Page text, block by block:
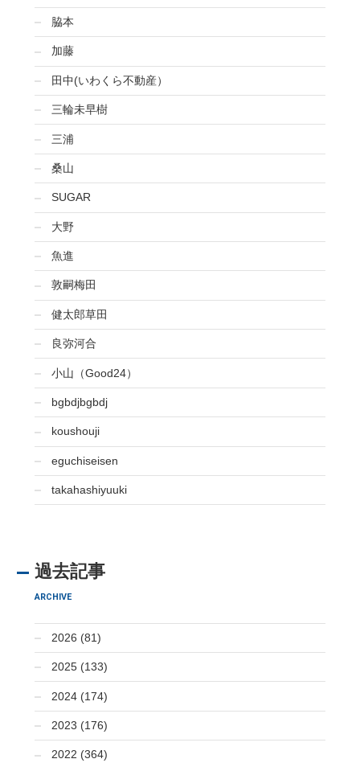
脇本
加藤
田中(いわくら不動産）
三輪未早樹
三浦
桑山
SUGAR
大野
魚進
敦嗣梅田
健太郎草田
良弥河合
小山（Good24）
bgbdjbgbdj
koushouji
eguchiseisen
takahashiyuuki
過去記事
ARCHIVE
2026 (81)
2025 (133)
2024 (174)
2023 (176)
2022 (364)